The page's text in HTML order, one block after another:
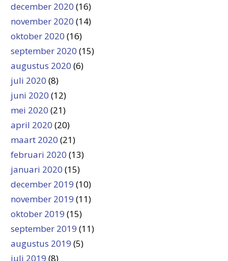
december 2020 (16)
november 2020 (14)
oktober 2020 (16)
september 2020 (15)
augustus 2020 (6)
juli 2020 (8)
juni 2020 (12)
mei 2020 (21)
april 2020 (20)
maart 2020 (21)
februari 2020 (13)
januari 2020 (15)
december 2019 (10)
november 2019 (11)
oktober 2019 (15)
september 2019 (11)
augustus 2019 (5)
juli 2019 (8)